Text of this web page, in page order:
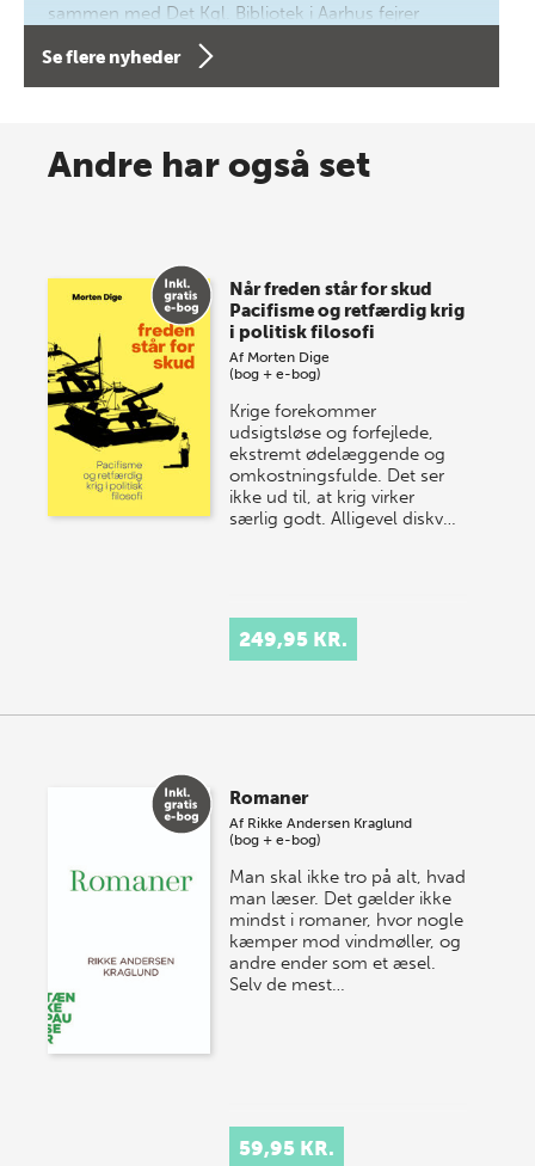
sammen med Det Kgl. Bibliotek i Aarhus fejrer
forfatterne bag vores nyes…
Spar op til 70% til sommer-
store sommer-lagersalg, så sæt kryds i kalenderen
onsdag den 10. j…
Se flere nyheder
Andre har også set
Når freden står for skud
Pacifisme og retfærdig krig
i politisk filosofi
Af Morten Dige
(bog + e-bog)
Krige forekommer
udsigtsløse og forfejlede,
ekstremt ødelæggende og
omkostningsfulde. Det ser
ikke ud til, at krig virker
særlig godt. Alligevel diskv…
249,95 KR.
Romaner
Af Rikke Andersen Kraglund
(bog + e-bog)
Man skal ikke tro på alt, hvad
man læser. Det gælder ikke
mindst i romaner, hvor nogle
kæmper mod vindmøller, og
andre ender som et æsel.
Selv de mest…
59,95 KR.